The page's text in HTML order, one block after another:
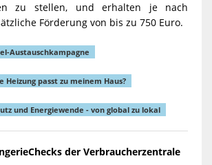
zu stellen, und erhalten je nach
Förderung von bis zu 750 Euro.
Austauschkampagne
Heizung passt zu meinem Haus?
und Energiewende - von global zu lokal
der Verbraucherzentrale